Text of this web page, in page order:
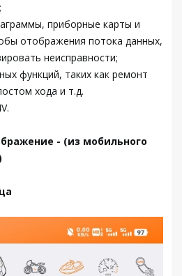
приборные карты и
отображения потока данных,
неисправности;
функций, таких как ремонт
хода и т.д.
- (из мобильного